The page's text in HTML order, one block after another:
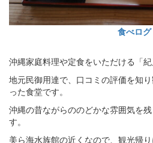
食べログ
沖縄家庭料理や定食をいただける「紀
地元民御用達で、口コミの評価を知
った食堂です。
沖縄の昔ながらののどかな雰囲気を
す。
美ら海水族館の近くなので、観光帰り